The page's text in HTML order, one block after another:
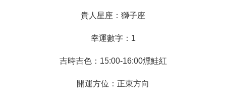
貴人星座：獅子座
幸運數字：1
吉時吉色：15:00-16:00燻鮭紅
開運方位：正東方向